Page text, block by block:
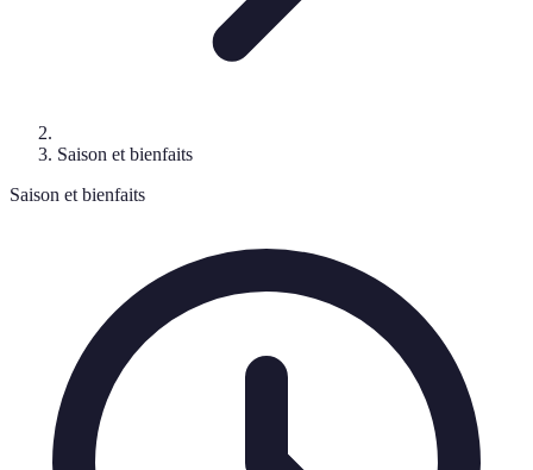
Saison et bienfaits
Saison et bienfaits